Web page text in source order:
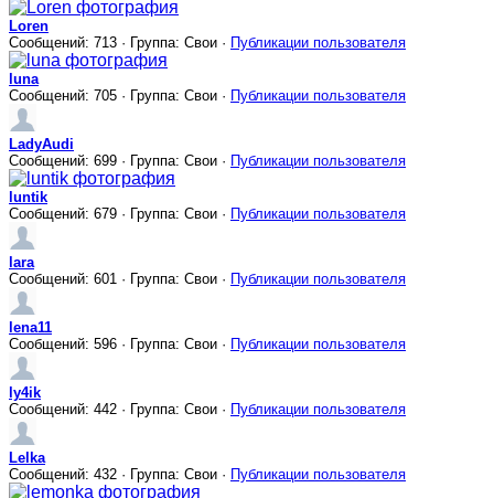
Loren
Сообщений: 713 · Группа: Свои · Публикации пользователя
luna
Сообщений: 705 · Группа: Свои · Публикации пользователя
LadyAudi
Сообщений: 699 · Группа: Свои · Публикации пользователя
luntik
Сообщений: 679 · Группа: Свои · Публикации пользователя
lara
Сообщений: 601 · Группа: Свои · Публикации пользователя
lena11
Сообщений: 596 · Группа: Свои · Публикации пользователя
ly4ik
Сообщений: 442 · Группа: Свои · Публикации пользователя
Lelka
Сообщений: 432 · Группа: Свои · Публикации пользователя